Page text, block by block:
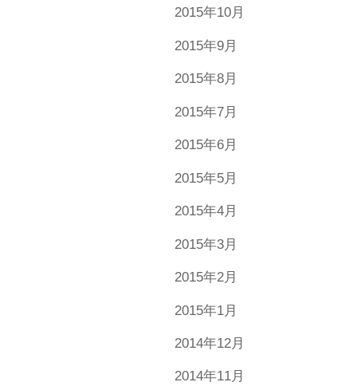
2015年10月
2015年9月
2015年8月
2015年7月
2015年6月
2015年5月
2015年4月
2015年3月
2015年2月
2015年1月
2014年12月
2014年11月